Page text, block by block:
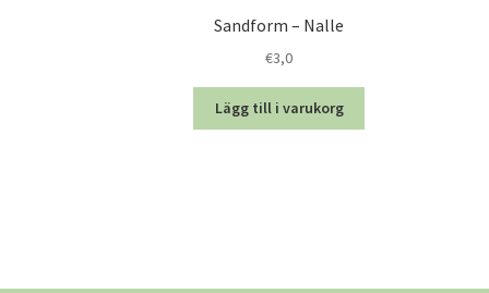
Sandform – Nalle
€3,0
Lägg till i varukorg